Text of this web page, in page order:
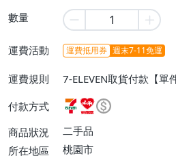
數量
運費活動 運費抵用券 週末7-11免運
運費規則
7-ELEVEN取貨付款【
件或消費滿$10000免運
貨不付款【單件運費$38
款【單件運費$60、滿
00免運費】、郵局掛號
付款方式
商品狀況
二手品
所在地區
桃園市